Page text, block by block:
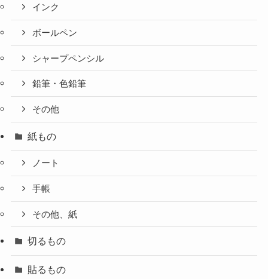
インク
ボールペン
シャープペンシル
鉛筆・色鉛筆
その他
紙もの
ノート
手帳
その他、紙
切るもの
貼るもの